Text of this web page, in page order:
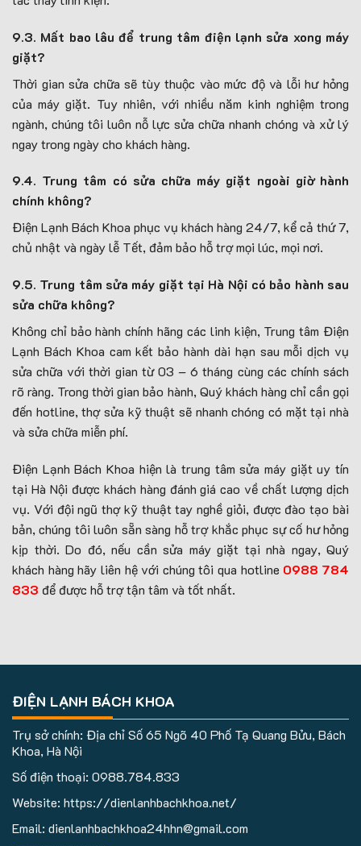
9.3. Mất bao lâu để trung tâm điện lạnh sửa xong máy
giặt?
Thời gian sửa chữa sẽ tùy thuộc vào mức độ và lỗi hư hỏng
của máy giặt. Tuy nhiên, với nhiều năm kinh nghiệm trong
ngành, chúng tôi luôn nỗ lực sửa chữa nhanh chóng và xử lý
ngay trong ngày cho khách hàng.
9.4. Trung tâm có sửa chữa máy giặt ngoài giờ hành
chính không?
Điện Lạnh Bách Khoa phục vụ khách hàng 24/7, kể cả thứ 7,
chủ nhật và ngày lễ Tết, đảm bảo hỗ trợ mọi lúc, mọi nơi.
9.5. Trung tâm sửa máy giặt tại Hà Nội có bảo hành sau
sửa chữa không?
Không chỉ bảo hành chính hãng các linh kiện, Trung tâm Điện
Lạnh Bách Khoa cam kết bảo hành dài hạn sau mỗi dịch vụ
sửa chữa với thời gian từ 03 – 6 tháng cùng các chính sách
rõ ràng. Trong thời gian bảo hành, Quý khách hàng chỉ cần gọi
đến hotline, thợ sửa kỹ thuật sẽ nhanh chóng có mặt tại nhà
và sửa chữa miễn phí.
Điện Lạnh Bách Khoa hiện là trung tâm sửa máy giặt uy tín
tại Hà Nội được khách hàng đánh giá cao về chất lượng dịch
vụ. Với đội ngũ thợ kỹ thuật tay nghề giỏi, được đào tạo bài
bản, chúng tôi luôn sẵn sàng hỗ trợ khắc phục sự cố hư hỏng
kịp thời. Do đó, nếu cần sửa máy giặt tại nhà ngay, Quý
khách hàng hãy liên hệ với chúng tôi qua hotline 0988 784
833 để được hỗ trợ tận tâm và tốt nhất.
ĐIỆN LẠNH BÁCH KHOA
Trụ sở chính: Địa chỉ Số 65 Ngõ 40 Phố Tạ Quang Bửu, Bách
Khoa, Hà Nội
Số điện thoại: 0988.784.833
Website: https://dienlanhbachkhoa.net/
Email: dienlanhbachkhoa24hhn@gmail.com